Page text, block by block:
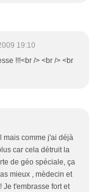
19:10
!!!<br /> <br /> <br
mais comme j'ai déjà
car cela détruit la
de géo spéciale, ça
mieux , mèdecin et
Je t'embrasse fort et